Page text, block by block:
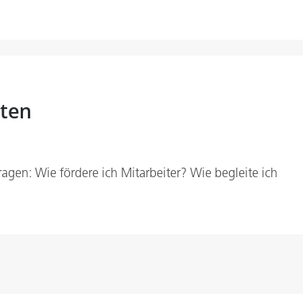
Wie fördere ich Mitarbeiter? Wie begleite ich